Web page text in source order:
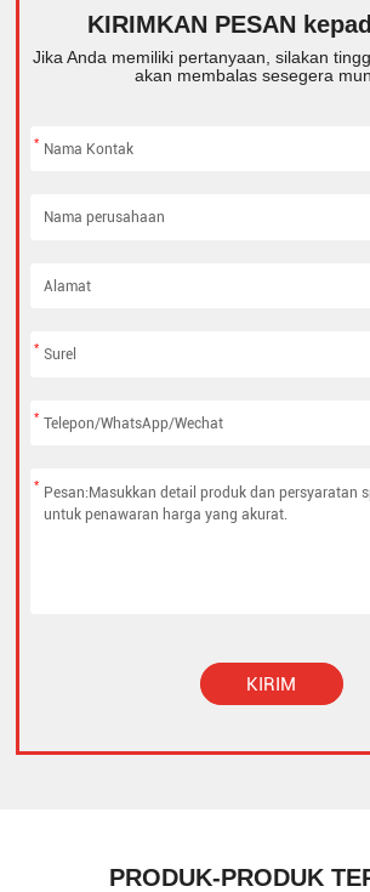
KIRIMKAN PESAN
Jika Anda memiliki pertanyaan, silakan
akan membalas sesegera
*
*
*
*
KIRIM
PRODUK-PRODUK